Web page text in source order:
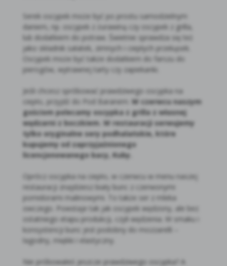
Serek oscypek może być po prostu samodzielnym
daniem, np. oscypek z żurawiną czy oscypek z grilla,
lub dodatkiem do potraw. Świetnie sprawdza się też
jako składnik sałatek, zimnych i ciepłych przekąsek.
Oscypek może być także dodatkiem do farszu do
pierogów, wytrawnej tarty czy zapiekanki.
Jeśli chcesz spróbować prawdziwego oscypka na
ciepło, przyjdź do Pod Baranem. W czerwcu naszym
gościom polecamy oscypka z grilla z własnej
wędzarni z boczkiem. W restauracji serwujemy
tylko oryginalne sery podhalańskie, które
kupujemy od zaprzyjaźnionego
licencjonowanego bacy, Kuby.
Oprócz oscypka na ciepło, w czerwcu w menu naszej
restauracji znajdziesz biały bunc z czerwonymi
pomidorami malinowymi. To także ser z mleka
owczego. Powstaje tak jak oscypek wędzony, ale bez
ostatniego etapu produkcji, czyli wędzenia. W smaku i
konsystencji bunc jest podobny do mozzarelli –
łagodny, miękki i elastyczny.
Nie próbowałeś jeszcze prawdziwego oscypka? A